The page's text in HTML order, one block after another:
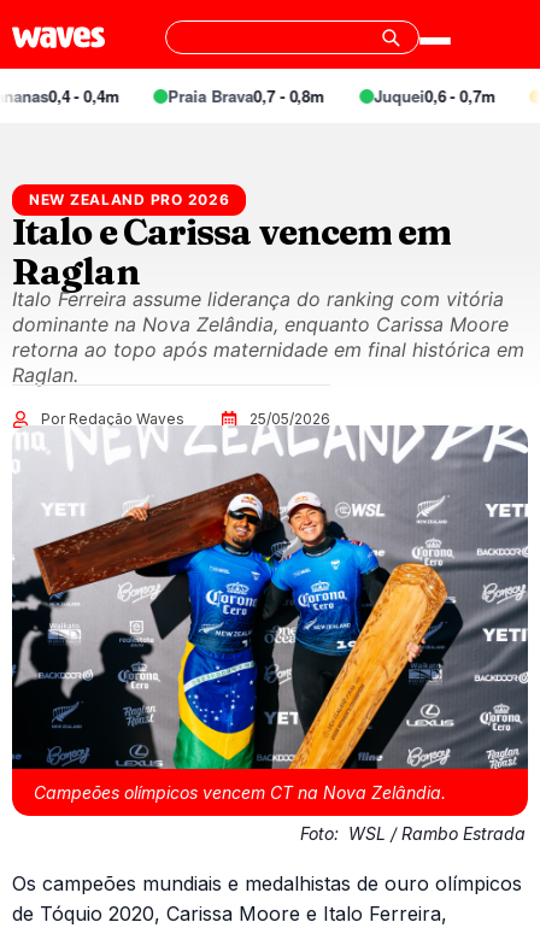
0,4 - 0,4m Praia Brava 0,7 - 0,8m Juquei0,6 - 0,7m
NEW ZEALAND PRO 2026
Italo e Carissa vencem em
Raglan
Italo Ferreira assume liderança do ranking com vitória
dominante na Nova Zelândia, enquanto Carissa Moore
retorna ao topo após maternidade em final histórica em
Raglan.
Por Redação Waves 25/05/2026
Campeões olímpicos vencem CT na Nova Zelândia.
Foto: WSL / Rambo Estrada
Os campeões mundiais e medalhistas de ouro olímpicos
de Tóquio 2020, Carissa Moore e Italo Ferreira,